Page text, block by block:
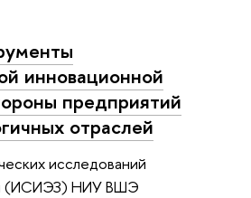
инновационной
предприятий
отраслей
исследований
(ИСИЭЗ) НИУ ВШЭ